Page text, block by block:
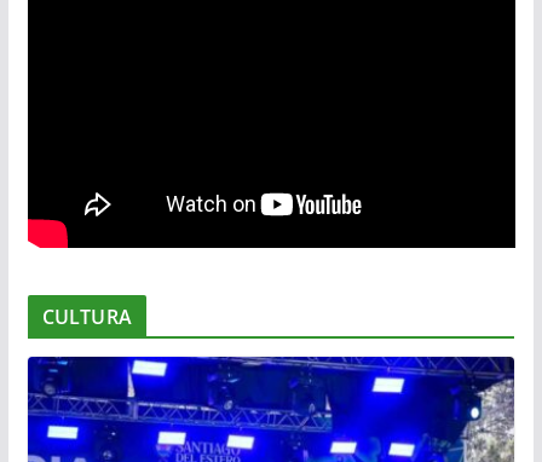
CULTURA